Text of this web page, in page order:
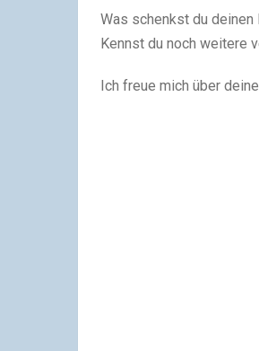
Was schenkst du
Kennst du noch weitere
Ich freue mich über